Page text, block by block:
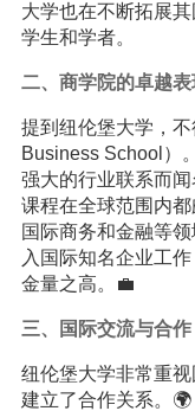
大学也在不断拓展
学生和学者。
二、商学院的卓越表
提到纽伦堡大学，
Business School）
强大的行业联系而闻
课程在全球范围内都
国际商务和金融等
入国际知名企业工
金量之高。💼
三、国际交流与合作
纽伦堡大学非常重
建立了合作关系。